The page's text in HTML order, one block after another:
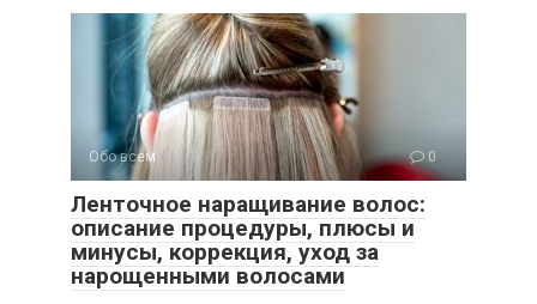
Обо всем 0
Ленточное наращивание волос:
описание процедуры, плюсы и
минусы, коррекция, уход за
нарощенными волосами